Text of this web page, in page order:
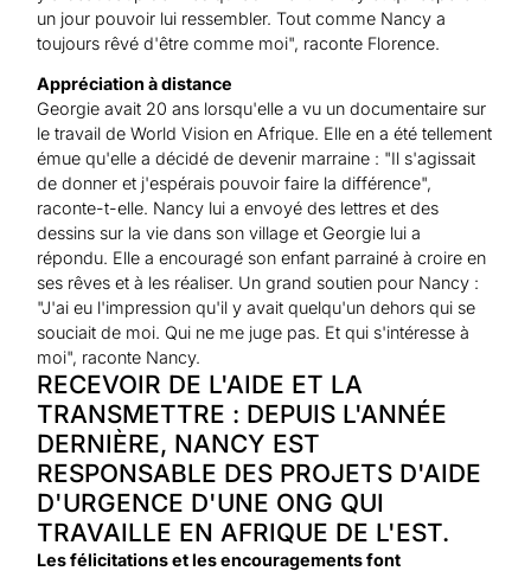
un jour pouvoir lui ressembler. Tout comme Nancy a
toujours rêvé d'être comme moi", raconte Florence.
Appréciation à distance
Georgie avait 20 ans lorsqu'elle a vu un documentaire sur
le travail de World Vision en Afrique. Elle en a été tellement
émue qu'elle a décidé de devenir marraine : "Il s'agissait
de donner et j'espérais pouvoir faire la différence",
raconte-t-elle. Nancy lui a envoyé des lettres et des
dessins sur la vie dans son village et Georgie lui a
répondu. Elle a encouragé son enfant parrainé à croire en
ses rêves et à les réaliser. Un grand soutien pour Nancy :
"J'ai eu l'impression qu'il y avait quelqu'un dehors qui se
souciait de moi. Qui ne me juge pas. Et qui s'intéresse à
moi", raconte Nancy.
RECEVOIR DE L'AIDE ET LA
TRANSMETTRE : DEPUIS L'ANNÉE
DERNIÈRE, NANCY EST
RESPONSABLE DES PROJETS D'AIDE
D'URGENCE D'UNE ONG QUI
TRAVAILLE EN AFRIQUE DE L'EST.
Les félicitations et les encouragements font